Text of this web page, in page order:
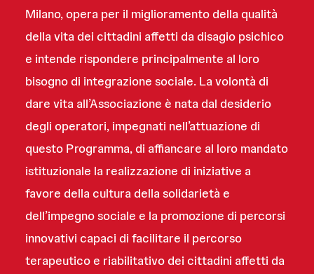
Milano, opera per il miglioramento della qualità
della vita dei cittadini affetti da disagio psichico
e intende rispondere principalmente al loro
bisogno di integrazione sociale. La volontà di
dare vita all’Associazione è nata dal desiderio
degli operatori, impegnati nell’attuazione di
questo Programma, di affiancare al loro mandato
istituzionale la realizzazione di iniziative a
favore della cultura della solidarietà e
dell’impegno sociale e la promozione di percorsi
innovativi capaci di facilitare il percorso
terapeutico e riabilitativo dei cittadini affetti da